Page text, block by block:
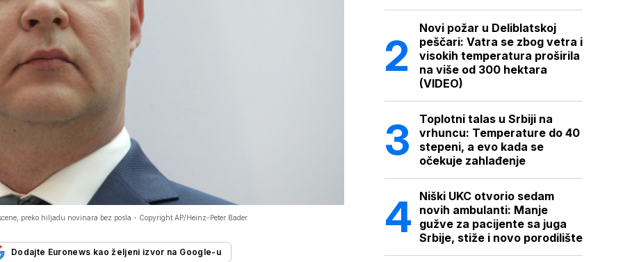
preko hiljadu novinara bez posla - Copyright AP/Heinz-Peter Bader
Dodajte Euronews kao željeni izvor na Google-u
Novi požar u Deliblatskoj
peščari: Vatra se zbog vetra i
visokih temperatura proširila
na više od 300 hektara
(VIDEO)
Toplotni talas u Srbiji na
vrhuncu: Temperature do 40
stepeni, a evo kada se
očekuje zahlađenje
Niški UKC otvorio sedam
novih ambulanti: Manje
gužve za pacijente sa juga
Srbije, stiže i novo porodilište